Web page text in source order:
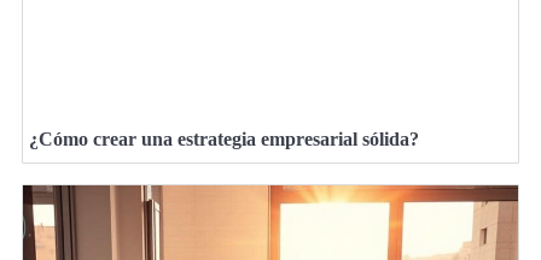
¿Cómo crear una estrategia empresarial sólida?